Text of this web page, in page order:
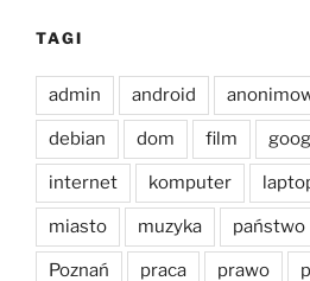
TAGI
admin android
debian dom film
internet komputer
miasto muzyka państwo
Poznań praca prawo